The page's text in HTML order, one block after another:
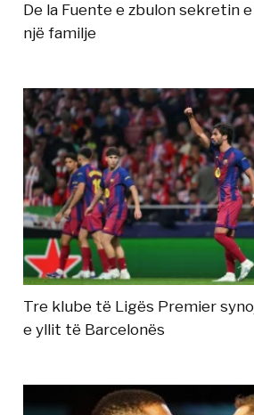
De la Fuente e zbulon sekretin
një familje
Tre klube të Ligës Premier
e yllit të Barcelonës